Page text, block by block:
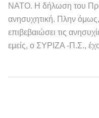
ΝΑΤΟ. Η δήλωση του
ανησυχητική. Πλην
επιβεβαιώσει τις
εμείς, ο ΣΥΡΙΖΑ -Π.Σ.,